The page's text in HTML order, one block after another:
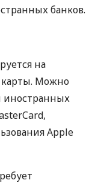
банков.
на
карты. Можно
иностранных
Apple